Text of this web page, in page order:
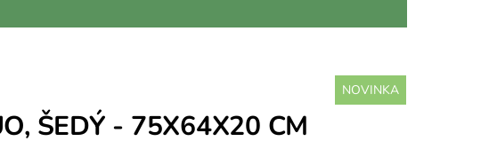
NOVINKA
ŠEDÝ - 75X64X20 CM